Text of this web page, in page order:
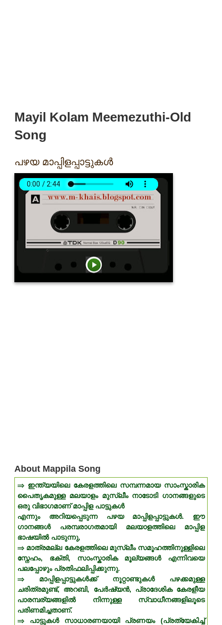
Mayil Kolam Meemezuthi-Old
Song
പഴയ മാപ്പിളപ്പാട്ടുകൾ
About Mappila Song
⇒ ഇന്ത്യയിലെ കേരളത്തിലെ സമ്പന്നമായ സാംസ്കാരിക
പൈതൃകമുള്ള മലയാളം മുസ്ലീം നാടോടി ഗാനങ്ങളുടെ
ഒരു വിഭാഗമാണ് മാപ്പിള പാട്ടുകൾ
എന്നും അറിയപ്പെടുന്ന പഴയ മാപ്പിളപ്പാട്ടുകൾ. ഈ
ഗാനങ്ങൾ പരമ്പരാഗതമായി മലയാളത്തിലെ മാപ്പിള
ഭാഷയിൽ പാടുന്നു,
⇒ മാത്രമല്ല കേരളത്തിലെ മുസ്ലീം സമൂഹത്തിനുള്ളിലെ
സ്നേഹം, ഭക്തി, സാംസ്കാരിക മൂല്യങ്ങൾ എന്നിവയെ
പലപ്പോഴും പ്രതിഫലിപ്പിക്കുന്നു.
⇒ മാപ്പിളപ്പാട്ടുകൾക്ക് നൂറ്റാണ്ടുകൾ പഴക്കമുള്ള
ചരിത്രമുണ്ട്, അറബി, പേർഷ്യൻ, പ്രാദേശിക കേരളീയ
പാരമ്പര്യങ്ങളിൽ നിന്നുള്ള സ്വാധീനങ്ങളിലൂടെ
പരിണമിച്ചതാണ്.
⇒ പാട്ടുകൾ സാധാരണയായി പ്രണയം (പ്രത്യേകിച്ച്